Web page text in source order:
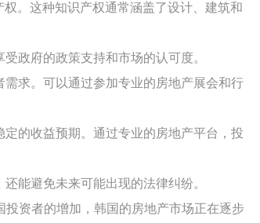
。这种知识产权通常涵盖了设计、建筑和
政府的政策支持和市场的认可度。
求。可以通过参加专业的房地产展会和行
的收益预期。通过专业的房地产平台，投
能避免未来可能出现的法律纠纷。
资者的增加，韩国的房地产市场正在逐步